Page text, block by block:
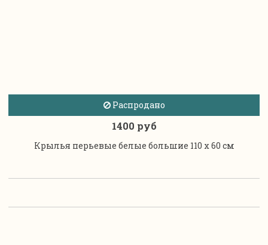
Распродано
1400 руб
Крылья перьевые белые большие 110 х 60 см